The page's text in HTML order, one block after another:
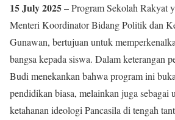
15 July 2025– Program Sekolah Rakyat
Menteri Koordinator Bidang Politik dan
Gunawan, bertujuan untuk
bangsa kepada siswa. Dalam keterangan
Budi menekankan bahwa program ini
pendidikan biasa, melainkan juga sebagai
ketahanan ideologi Pancasila di tengah